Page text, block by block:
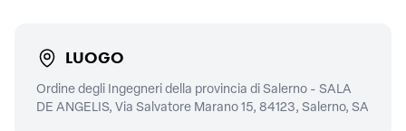
LUOGO
Ordine degli Ingegneri della provincia di Salerno - SALA
DE ANGELIS, Via Salvatore Marano 15, 84123, Salerno, SA